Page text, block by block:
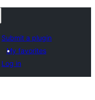
Submit a plugin
My favorites
Log in